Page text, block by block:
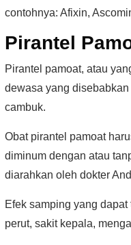
contohnya: Afixin,
Pirantel
Pirantel pamoat, atau
dewasa yang
cambuk.
Obat pirantel pamoat
diminum dengan atau
diarahkan oleh dokter
Efek samping yang
perut, sakit kepala,